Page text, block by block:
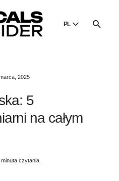
PL
2025
5
na całym
minuta czytania